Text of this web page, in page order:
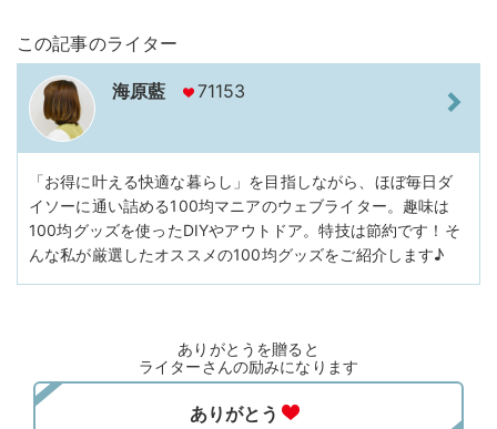
この記事のライター
海原藍 71153
「お得に叶える快適な暮らし」を目指しながら、ほぼ毎日ダ
イソーに通い詰める100均マニアのウェブライター。趣味は
100均グッズを使ったDIYやアウトドア。特技は節約です！そ
んな私が厳選したオススメの100均グッズをご紹介します♪
ありがとうを贈ると
ライターさんの励みになります